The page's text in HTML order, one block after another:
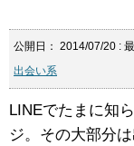
公開日： 2014/07/20 :
出会い系
LINEでたまに知
ジ。その大部分